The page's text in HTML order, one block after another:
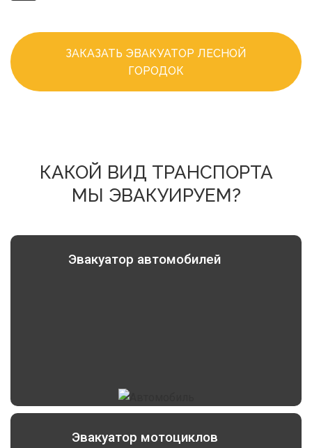
ЗАКАЗАТЬ ЭВАКУАТОР ЛЕСНОЙ
ГОРОДОК
КАКОЙ ВИД ТРАНСПОРТА
МЫ ЭВАКУИРУЕМ?
Эвакуатор автомобилей
Эвакуатор мотоциклов